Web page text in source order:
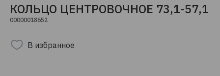
КОЛЬЦО ЦЕНТРОВОЧНОЕ 73,1-57,1
00000018652
В избранное